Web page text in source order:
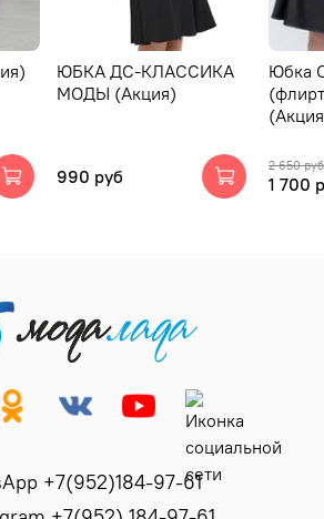
ЮБКА ДС-КЛАССИКА
МОДЫ (Акция)
990 руб
Юбка
2 650 руб
1 700
+7(952)184-97-61